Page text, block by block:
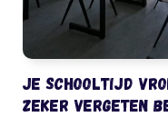
Je schooltijd
zeker vergeten